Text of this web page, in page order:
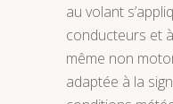
au volant
conducteurs et
même non
adaptée à la